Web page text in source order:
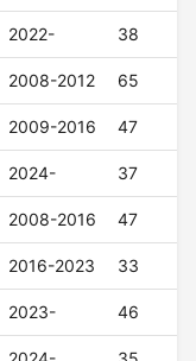
2022- 38
2008-2012 65
2009-2016 47
2024- 37
2008-2016 47
2016-2023 33
2023- 46